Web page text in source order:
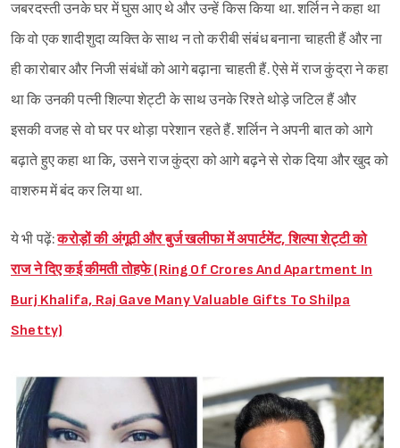
जबरदस्ती उनके घर में घुस आए थे और उन्हें किस किया था. शर्लिन ने कहा था
कि वो एक शादीशुदा व्यक्ति के साथ न तो करीबी संबंध बनाना चाहती हैं और ना
ही कारोबार और निजी संबंधों को आगे बढ़ाना चाहती हैं. ऐसे में राज कुंद्रा ने कहा
था कि उनकी पत्नी शिल्पा शेट्टी के साथ उनके रिश्ते थोड़े जटिल हैं और
इसकी वजह से वो घर पर थोड़ा परेशान रहते हैं. शर्लिन ने अपनी बात को आगे
बढ़ाते हुए कहा था कि, उसने राज कुंद्रा को आगे बढ़ने से रोक दिया और खुद को
वाशरुम में बंद कर लिया था.
ये भी पढ़ें:करोड़ों की अंगूठी और बुर्ज खलीफा में अपार्टमेंट, शिल्पा शेट्टी को
राज ने दिए कई कीमती तोहफे (Ring Of Crores And Apartment In
Burj Khalifa, Raj Gave Many Valuable Gifts To Shilpa
Shetty)